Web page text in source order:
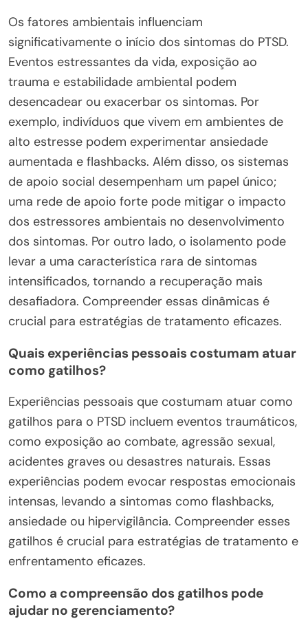
Os fatores ambientais influenciam
significativamente o início dos sintomas do PTSD.
Eventos estressantes da vida, exposição ao
trauma e estabilidade ambiental podem
desencadear ou exacerbar os sintomas. Por
exemplo, indivíduos que vivem em ambientes de
alto estresse podem experimentar ansiedade
aumentada e flashbacks. Além disso, os sistemas
de apoio social desempenham um papel único;
uma rede de apoio forte pode mitigar o impacto
dos estressores ambientais no desenvolvimento
dos sintomas. Por outro lado, o isolamento pode
levar a uma característica rara de sintomas
intensificados, tornando a recuperação mais
desafiadora. Compreender essas dinâmicas é
crucial para estratégias de tratamento eficazes.
Quais experiências pessoais costumam atuar
como gatilhos?
Experiências pessoais que costumam atuar como
gatilhos para o PTSD incluem eventos traumáticos,
como exposição ao combate, agressão sexual,
acidentes graves ou desastres naturais. Essas
experiências podem evocar respostas emocionais
intensas, levando a sintomas como flashbacks,
ansiedade ou hipervigilância. Compreender esses
gatilhos é crucial para estratégias de tratamento e
enfrentamento eficazes.
Como a compreensão dos gatilhos pode
ajudar no gerenciamento?